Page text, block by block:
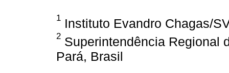
1 Instituto Evandro Chagas/
2 Superintendência Regional
Pará, Brasil